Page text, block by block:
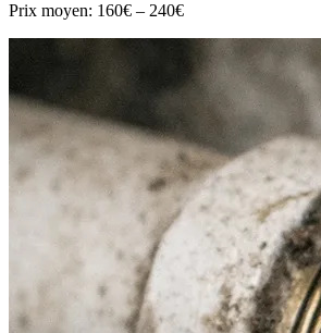
Prix moyen: 160€ – 240€